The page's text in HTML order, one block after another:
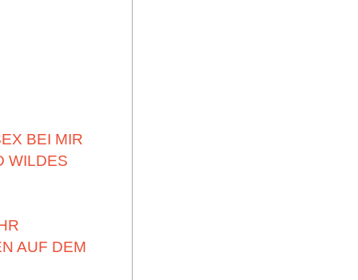
BEI MIR
WILDES
AUF DEM